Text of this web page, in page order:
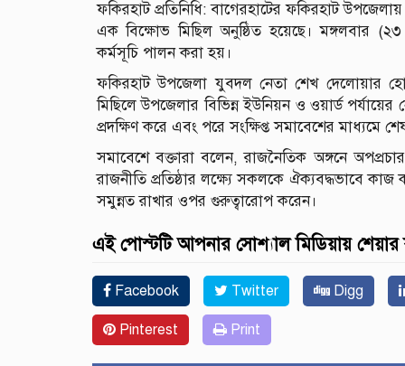
ফকিরহাট প্রতিনিধি: বাগেরহাটের ফকিরহাট উপজেলায়
এক বিক্ষোভ মিছিল অনুষ্ঠিত হয়েছে। মঙ্গলবার
কর্মসূচি পালন করা হয়।
ফকিরহাট উপজেলা যুবদল নেতা শেখ দেলোয়ার
মিছিলে উপজেলার বিভিন্ন ইউনিয়ন ও ওয়ার্ড
প্রদক্ষিণ করে এবং পরে সংক্ষিপ্ত সমাবেশের মাধ্যমে
সমাবেশে বক্তারা বলেন, রাজনৈতিক অঙ্গনে
রাজনীতি প্রতিষ্ঠার লক্ষ্যে সকলকে ঐক্যবদ্ধভাবে
সমুন্নত রাখার ওপর গুরুত্বারোপ করেন।
এই পোস্টটি আপনার সোশ্যাল মিডিয়ায়
Facebook Twitter Digg
Pinterest Print